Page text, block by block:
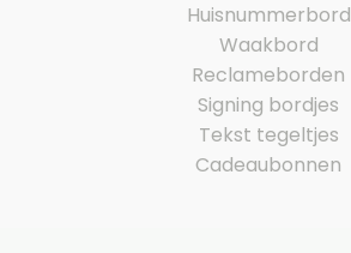
Huisnummerbord
Waakbord
Reclameborden
Signing bordjes
Tekst tegeltjes
Cadeaubonnen